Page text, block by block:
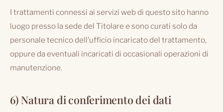
I trattamenti connessi ai servizi web di questo sito hanno
luogo presso la sede del Titolare e sono curati solo da
personale tecnico dell’ufficio incaricato del trattamento,
oppure da eventuali incaricati di occasionali operazioni di
manutenzione.
6) Natura di conferimento dei dati